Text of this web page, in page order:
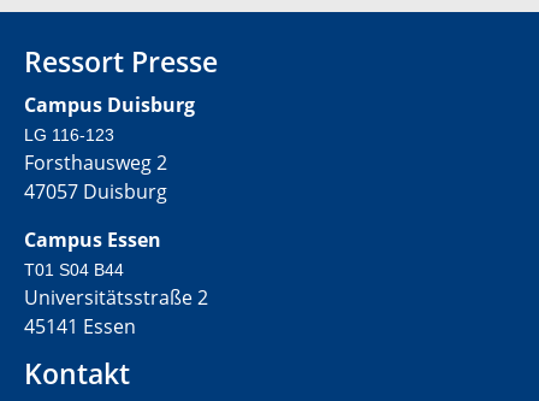
Ressort Presse
Campus Duisburg
LG 116-123
Forsthausweg 2
47057 Duisburg
Campus Essen
T01 S04 B44
Universitätsstraße 2
45141 Essen
Kontakt